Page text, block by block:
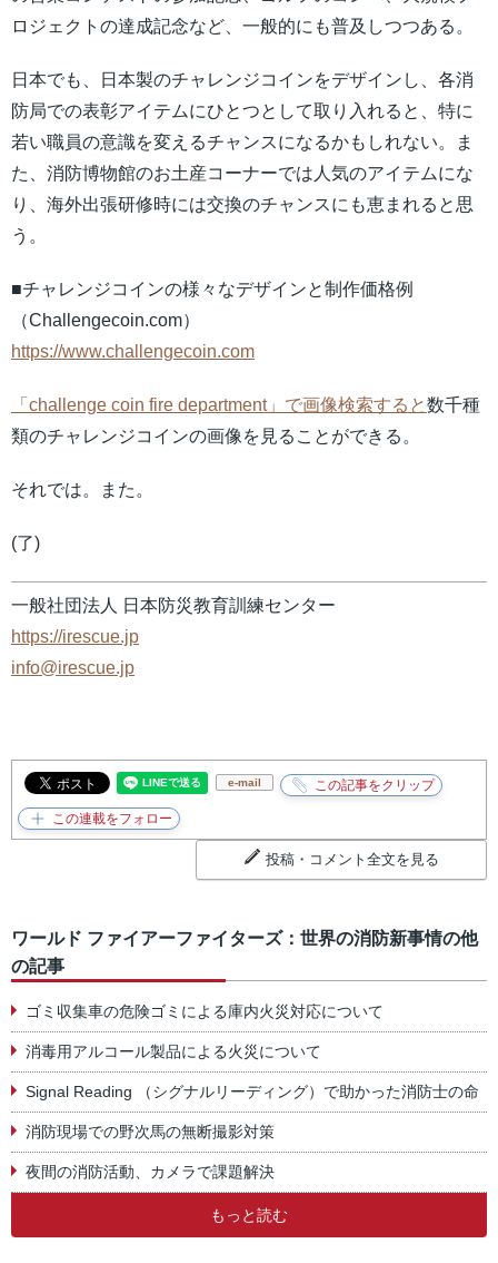
ロジェクトの達成記念など、一般的にも普及しつつある。
日本でも、日本製のチャレンジコインをデザインし、各消
防局での表彰アイテムにひとつとして取り入れると、特に
若い職員の意識を変えるチャンスになるかもしれない。ま
た、消防博物館のお土産コーナーでは人気のアイテムにな
り、海外出張研修時には交換のチャンスにも恵まれると思
う。
■チャレンジコインの様々なデザインと制作価格例
（Challengecoin.com）
https://www.challengecoin.com
「challenge coin fire department」で画像検索すると数千種
類のチャレンジコインの画像を見ることができる。
それでは。また。
(了)
一般社団法人 日本防災教育訓練センター
https://irescue.jp
info@irescue.jp
e-mail
投稿・コメント全文を見る
ワールド ファイアーファイターズ：世界の消防新事情の他
の記事
ゴミ収集車の危険ゴミによる庫内火災対応について
消毒用アルコール製品による火災について
Signal Reading （シグナルリーディング）で助かった消防士の命
消防現場での野次馬の無断撮影対策
夜間の消防活動、カメラで課題解決
もっと読む